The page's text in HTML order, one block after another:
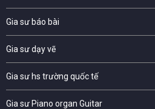
Gia sư báo bài
Gia sư dạy vẽ
Gia sư hs trường quốc tế
Gia sư Piano organ Guitar